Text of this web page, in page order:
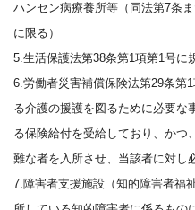
ハンセン病療養所等（同法第7条
に限る）
5.生活保護法第38条第1項第1号に
6.労働者災害補償保険法第29条第
る介護の援護を図るために必要な
る保険給付を受給しており、かつ
難な者を入所させ、当該者に対し
7.障害者支援施設（知的障害者福